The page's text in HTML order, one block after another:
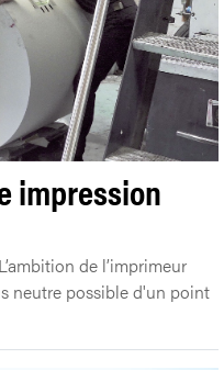
impression
L’ambition de l’imprimeur
neutre possible d'un point